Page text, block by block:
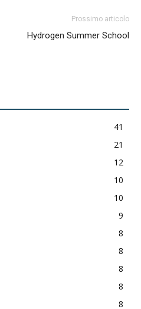
Prossimo articolo
Hydrogen Summer School
41
21
12
10
10
9
8
8
8
8
8